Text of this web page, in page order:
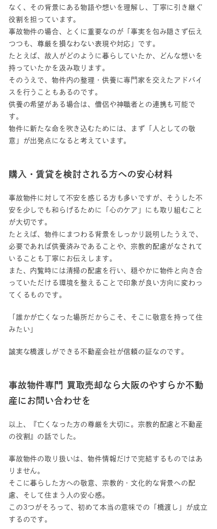
なく、その背景にある物語や想いを理解し、丁寧に引き継ぐ
役割を担っています。
事故物件の場合、とくに重要なのが「事実を包み隠さず伝え
つつも、尊厳を損なわない表現や対応」です。
たとえば、故人がどのように暮らしていたか、どんな想いを
持っていたかを汲み取ります。
そのうえで、物件内の整理・供養に専門家を交えたアドバイ
スを行うこともあるのです。
供養の希望がある場合は、僧侶や神職者との連携も可能で
す。
物件に新たな命を吹き込むためには、まず「人としての敬
意」が出発点になると考えています。
購入・賃貸を検討される方への安心材料
事故物件に対して不安を感じる方も多いですが、そうした不
安を少しでも和らげるために「心のケア」にも取り組むこと
が大切です。
たとえば、物件にまつわる背景をしっかり説明したうえで、
必要であれば供養済みであることや、宗教的配慮がなされて
いることも丁寧にお伝えします。
また、内覧時には清掃の配慮を行い、穏やかに物件と向き合
っていただける環境を整えることで印象が良い方向に変わっ
てくるものです。
「誰かが亡くなった場所だからこそ、そこに敬意を持って住
みたい」
誠実な橋渡しができる不動産会社が信頼の証なのです。
事故物件専門 買取売却なら大阪のやすらか不動
産にお問い合わせを
以上、『亡くなった方の尊厳を大切に。宗教的配慮と不動産
の役割』の話でした。
事故物件の取り扱いは、物件情報だけで完結するものではあ
りません。
そこに暮らした方への敬意、宗教的・文化的な背景への配
慮、そして住まう人の安心感。
この3つがそろって、初めて本当の意味での「橋渡し」が成立
するのです。